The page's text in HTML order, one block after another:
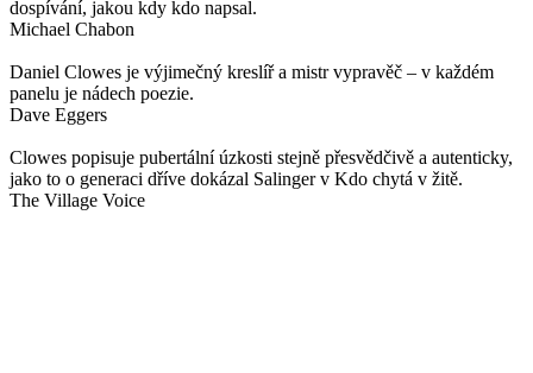
dospívání, jakou kdy kdo napsal.
Michael Chabon
Daniel Clowes je výjimečný kreslíř a mistr vypravěč – v každém
panelu je nádech poezie.
Dave Eggers
Clowes popisuje pubertální úzkosti stejně přesvědčivě a autenticky,
jako to o generaci dříve dokázal Salinger v Kdo chytá v žitě.
The Village Voice